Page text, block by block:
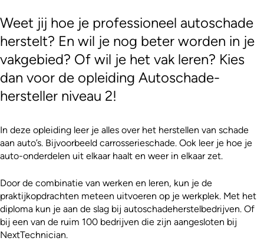
Weet jij hoe je professioneel autoschade
herstelt? En wil je nog beter worden in je
vakgebied? Of wil je het vak leren? Kies
dan voor de opleiding Autoschade­
hersteller niveau 2!
In deze opleiding leer je alles over het herstellen van schade
aan auto’s. Bijvoorbeeld carrosserieschade. Ook leer je hoe je
auto-onderdelen uit elkaar haalt en weer in elkaar zet.
Door de combinatie van werken en leren, kun je de
praktijkopdrachten meteen uitvoeren op je werkplek. Met het
diploma kun je aan de slag bij autoschadeherstelbedrijven. Of
bij een van de ruim 100 bedrijven die zijn aangesloten bij
NextTechnician.